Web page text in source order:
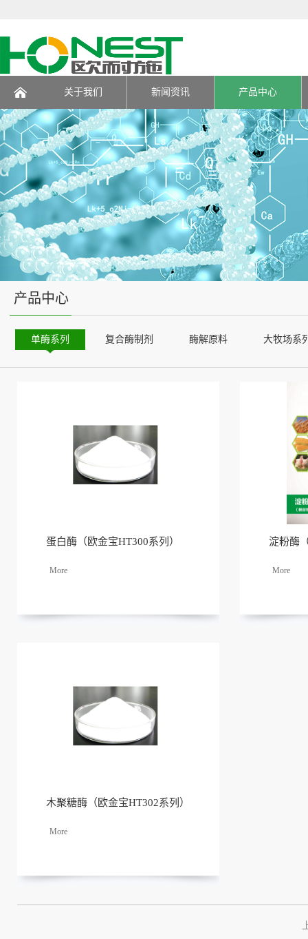
页
关于我们 新闻资讯 产品中心
产品中心
单酶系列 复合酶制剂 酶解原料 大牧场系
蛋白酶（欧金宝HT300系列） 淀粉酶
木聚糖酶（欧金宝HT302系列）